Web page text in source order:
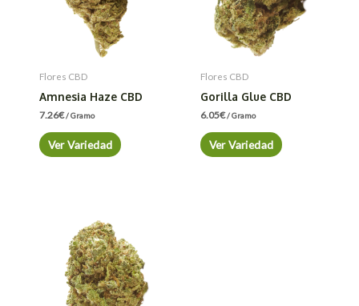
Flores CBD
Amnesia Haze CBD
7.26€/ Gramo
Ver Variedad
Flores CBD
Gorilla Glue CBD
6.05€/ Gramo
Ver Variedad